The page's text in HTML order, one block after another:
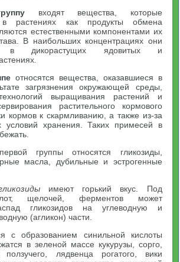
входят вещества, которые
в растениях как продукты обмена
естественными компонентами их
В наибольших концентрациях они
в дикорастущих ядовитых и
относятся вещества, оказавшиеся в
загрязнения окружающей среды,
выращивания растений и
растительного кормового
кормов к скармливанию, а также из-за
условий хранения. Таких примесей в
группы относятся гликозиды,
масла, дубильные и эстрогенные
имеют горький вкус. Под
щелочей, ферментов может
гликозидов на углеводную и
(агликон) части.
с образованием синильной кислоты
в зеленой массе кукурузы, сорго,
лядвенца рогатого, вики